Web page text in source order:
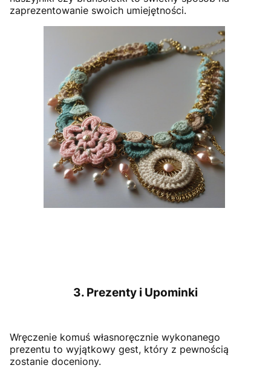
zaprezentowanie swoich umiejętności.
3. Prezenty i Upominki
Wręczenie komuś własnoręcznie wykonanego
prezentu to wyjątkowy gest, który z pewnością
zostanie doceniony.